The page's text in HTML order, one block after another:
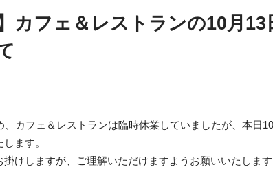
カフェ＆レストランの10月13
、カフェ＆レストランは臨時休業していましたが、本日
ます。
けしますが、ご理解いただけますようお願いいたします